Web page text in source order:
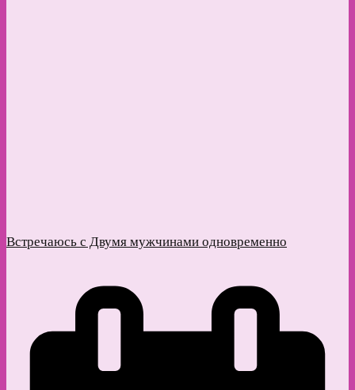
Встречаюсь с Двумя мужчинами одновременно